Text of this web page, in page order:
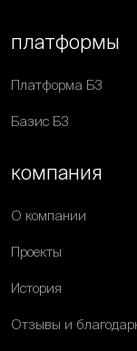
платформы
Платформа Б3
Базис Б3
компания
О компании
Проекты
История
Отзывы и